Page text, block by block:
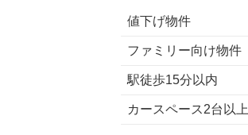
値下げ物件
ファミリー向け物件
駅徒歩15分以内
カースペース2台以上